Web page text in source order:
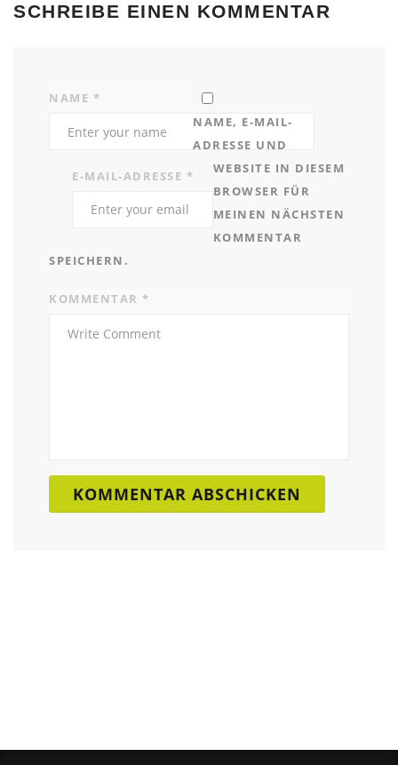
SCHREIBE EINEN KOMMENTAR
NAME *
E-MAIL-ADRESSE *
NAME, E-MAIL-
ADRESSE UND
WEBSITE IN DIESEM
BROWSER FÜR
MEINEN NÄCHSTEN
KOMMENTAR
SPEICHERN.
KOMMENTAR *
Gespräch.